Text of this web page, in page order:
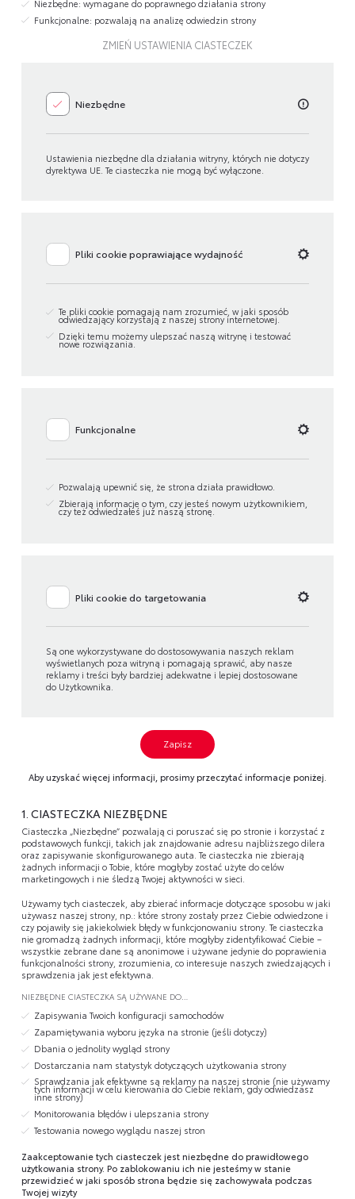
Niezbędne: wymagane do poprawnego działania strony
Funkcjonalne: pozwalają na analizę odwiedzin strony
ZMIEŃ USTAWIENIA CIASTECZEK
Niezbędne
Ustawienia niezbędne dla działania witryny, których nie dotyczy
dyrektywa UE. Te ciasteczka nie mogą być wyłączone.
Pliki cookie poprawiające wydajność
Te pliki cookie pomagają nam zrozumieć, w jaki sposób
odwiedzający korzystają z naszej strony internetowej.
Dzięki temu możemy ulepszać naszą witrynę i testować
nowe rozwiązania.
Funkcjonalne
Pozwalają upewnić się, że strona działa prawidłowo.
Zbierają informacje o tym, czy jesteś nowym użytkownikiem,
czy też odwiedzałeś już naszą stronę.
Pliki cookie do targetowania
Są one wykorzystywane do dostosowywania naszych reklam
wyświetlanych poza witryną i pomagają sprawić, aby nasze
reklamy i treści były bardziej adekwatne i lepiej dostosowane
do Użytkownika.
Zapisz
Aby uzyskać więcej informacji, prosimy przeczytać informacje poniżej.
1. CIASTECZKA NIEZBĘDNE
Ciasteczka „Niezbędne” pozwalają ci poruszać się po stronie i korzystać z
podstawowych funkcji, takich jak znajdowanie adresu najbliższego dilera
oraz zapisywanie skonfigurowanego auta. Te ciasteczka nie zbierają
żadnych informacji o Tobie, które mogłyby zostać użyte do celów
marketingowych i nie śledzą Twojej aktywności w sieci.
Używamy tych ciasteczek, aby zbierać informacje dotyczące sposobu w jaki
używasz naszej strony, np.: które strony zostały przez Ciebie odwiedzone i
czy pojawiły się jakiekolwiek błędy w funkcjonowaniu strony. Te ciasteczka
nie gromadzą żadnych informacji, które mogłyby zidentyfikować Ciebie –
wszystkie zebrane dane są anonimowe i używane jedynie do poprawienia
funkcjonalności strony, zrozumienia, co interesuje naszych zwiedzających i
sprawdzenia jak jest efektywna.
NIEZBĘDNE CIASTECZKA SĄ UŻYWANE DO…
Zapisywania Twoich konfiguracji samochodów
Zapamiętywania wyboru języka na stronie (jeśli dotyczy)
Dbania o jednolity wygląd strony
Dostarczania nam statystyk dotyczących użytkowania strony
Sprawdzania jak efektywne są reklamy na naszej stronie (nie używamy
tych informacji w celu kierowania do Ciebie reklam, gdy odwiedzasz
inne strony)
Monitorowania błędów i ulepszania strony
Testowania nowego wyglądu naszej stron
Zaakceptowanie tych ciasteczek jest niezbędne do prawidłowego
użytkowania strony. Po zablokowaniu ich nie jesteśmy w stanie
przewidzieć w jaki sposób strona będzie się zachowywała podczas
Twojej wizyty